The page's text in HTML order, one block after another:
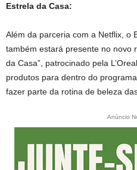
Estrela da Casa:
Além da parceria com a Netflix, o
também estará presente no novo
da Casa”, patrocinado pela
produtos para dentro do
fazer parte da rotina de beleza
Anúncio